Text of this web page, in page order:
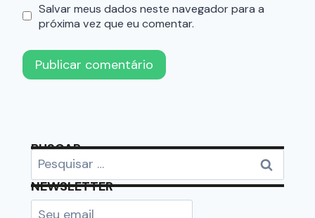
Salvar meus dados neste navegador para a
próxima vez que eu comentar.
BUSCAR
NEWSLETTER